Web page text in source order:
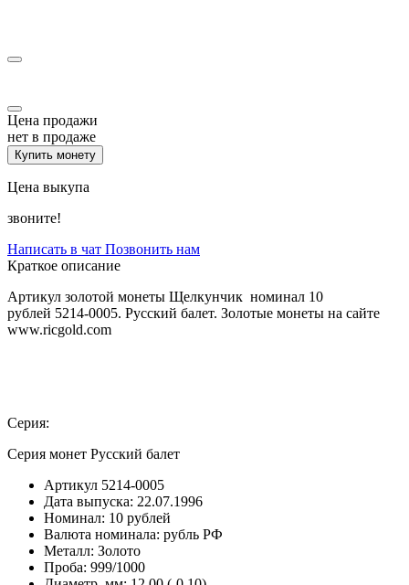
Цена продажи
нет в продаже
Купить монету
Цена выкупа
звоните!
Написать в чат Позвонить нам
Краткое описание
Артикул золотой монеты Щелкунчик номинал 10
рублей 5214-0005. Русский балет. Золотые монеты на сайте
www.ricgold.com
Серия:
Серия монет Русский балет
Артикул 5214-0005
Дата выпуска: 22.07.1996
Номинал: 10 рублей
Валюта номинала: рубль РФ
Металл: Золото
Проба: 999/1000